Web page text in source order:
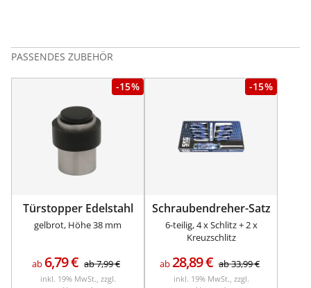
PASSENDES ZUBEHÖR
-15%
Türstopper Edelstahl
gelbrot, Höhe 38 mm
ab 6,79€ ab7,99€
inkl. 19% MwSt., zzgl.
-15%
Schraubendreher-Satz
6-teilig, 4 x Schlitz + 2 x
Kreuzschlitz
ab28,89€ ab33,99€
inkl. 19% MwSt., zzgl.